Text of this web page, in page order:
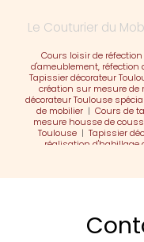
Le Couturier du
Cours loisir de
d'ameublement, réfection
Tapissier décorateur
création sur mesure de
décorateur Toulouse
de mobilier |Cours de
mesure housse de
Toulouse |Tapissier
réalisation d'habillage
décorateur Toulouse